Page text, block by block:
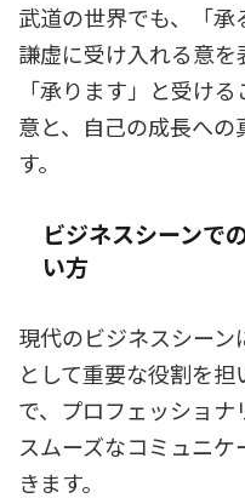
武道の世界でも、「
謙虚に受け入れる意
「承ります」と受け
意と、自己の成長へ
す。
ビジネスシーンで
い方
現代のビジネスシー
として重要な役割を
で、プロフェッショナ
スムーズなコミュニ
きます。